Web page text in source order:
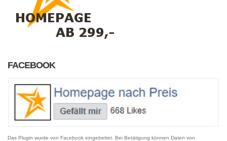
FACEBOOK
Das Plugin wurde von Facebook eingebettet. Bei Betätigung können Daten von